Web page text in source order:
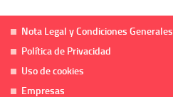
Nota Legal y Condiciones Generales
Política de Privacidad
Uso de cookies
Empresas